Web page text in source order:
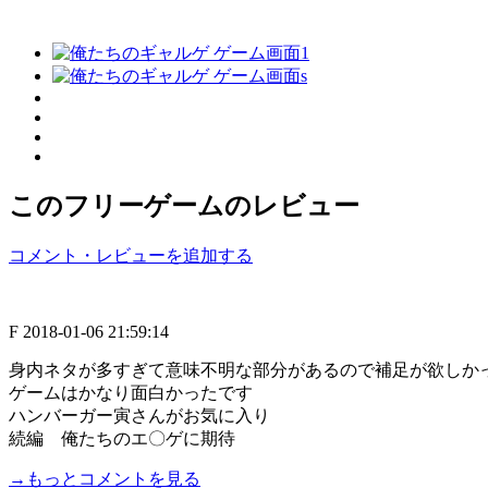
このフリーゲームのレビュー
コメント・レビューを追加する
F 2018-01-06 21:59:14
身内ネタが多すぎて意味不明な部分があるので補足が欲しか
ゲームはかなり面白かったです
ハンバーガー寅さんがお気に入り
続編 俺たちのエ〇ゲに期待
→もっとコメントを見る